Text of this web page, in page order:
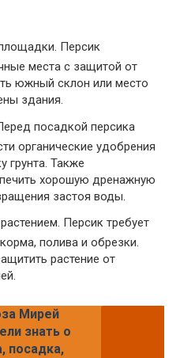
Персик
места с защитой от
южный склон или место
здания.
посадкой персика
органические удобрения
грунта. Также
хорошую дренажную
застоя воды.
Персик требует
полива и обрезки.
растение от
Мирей
знать о
посадка,